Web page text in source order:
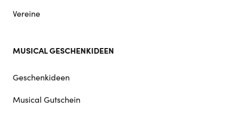
Vereine
MUSICAL GESCHENKIDEEN
Geschenkideen
Musical Gutschein